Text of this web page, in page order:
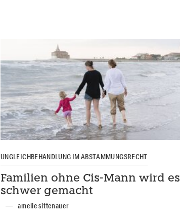
UNGLEICHBEHANDLUNG IM ABSTAMMUNGSRECHT
Familien ohne Cis-Mann wird es
schwer gemacht
amelie sittenauer